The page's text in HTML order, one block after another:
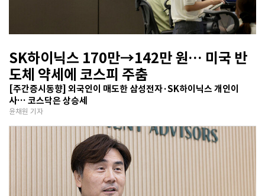
SK하이닉스 170만→142만 원… 미국 반
도체 약세에 코스피 주춤
[주간증시동향] 외국인이 매도한 삼성전자·SK하이닉스 개인이
사… 코스닥은 상승세
윤채원 기자